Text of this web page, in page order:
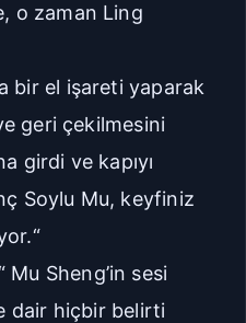
o zaman Ling
bir el işareti yaparak
geri çekilmesini
girdi ve kapıyı
Soylu Mu, keyfiniz
Mu Sheng’in sesi
dair hiçbir belirti